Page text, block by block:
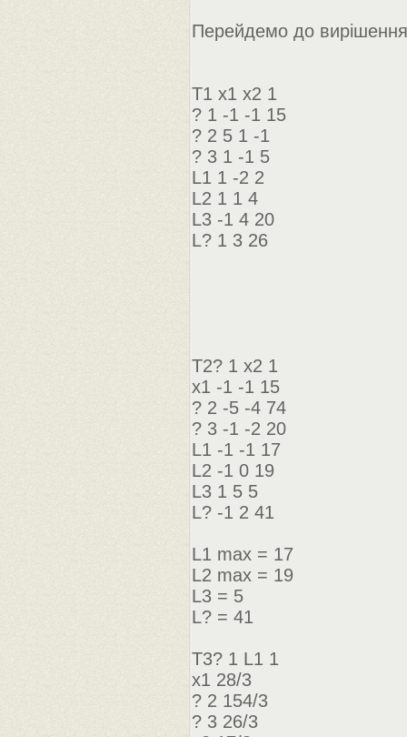
Перейдемо до
Т1 х1 х2 1
? 1 -1 -1 15
? 2 5 1 -1
? 3 1 -1 5
L1 1 -2 2
L2 1 1 4
L3 -1 4 20
L? 1 3 26
Т2? 1 x2 1
x1 -1 -1 15
? 2 -5 -4 74
? 3 -1 -2 20
L1 -1 -1 17
L2 -1 0 19
L3 1 5 5
L? -1 2 41
L1 max = 17
L2 max = 19
L3 = 5
L? = 41
Т3? 1 L1 1
x1 28/3
? 2 154/3
? 3 26/3